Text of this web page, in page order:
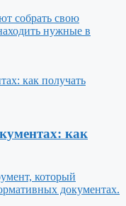
собрать свою
нужные в
как
который
документах.